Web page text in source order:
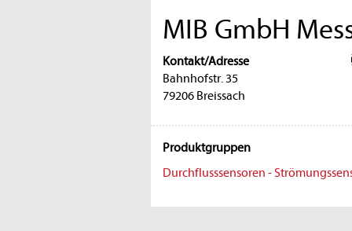
MIB GmbH
Kontakt/Adresse
Bahnhofstr. 35
79206 Breissach
Produktgruppen
Durchflusssensoren -